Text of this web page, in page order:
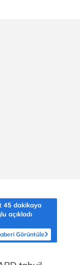
45 dakikaya
açıkladı
Görüntüle